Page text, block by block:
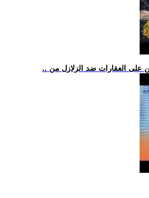
على العقارات ضد الزلازل من